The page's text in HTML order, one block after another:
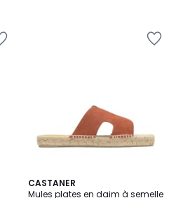
CASTANER
Mules plates en daim à semelle
2